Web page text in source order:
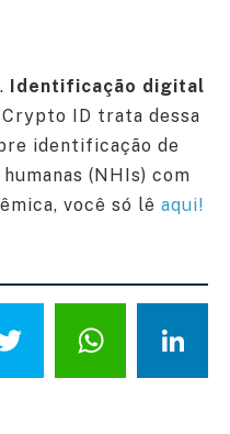
Identificação digital
ID trata dessa
identificação de
(NHIs) com
você só lê aqui!
Twitter